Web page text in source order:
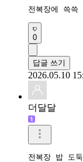
전복장에 쓱
0
답글 쓰기
2026.05.10
더달달
전복장 밥 도둑